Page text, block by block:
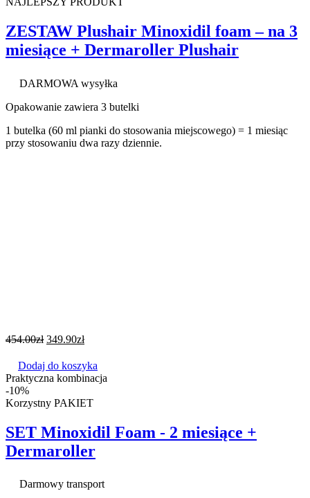
ZESTAW Plushair Minoxidil foam – na 3
miesiące + Dermaroller Plushair
DARMOWA wysyłka
Opakowanie zawiera 3 butelki
1 butelka (60 ml pianki do stosowania miejscowego) = 1 miesiąc
przy stosowaniu dwa razy dziennie.
454.00zł 349.90zł
Dodaj do koszyka
Praktyczna kombinacja
-10%
Korzystny PAKIET
SET Minoxidil Foam - 2 miesiące +
Dermaroller
Darmowy transport